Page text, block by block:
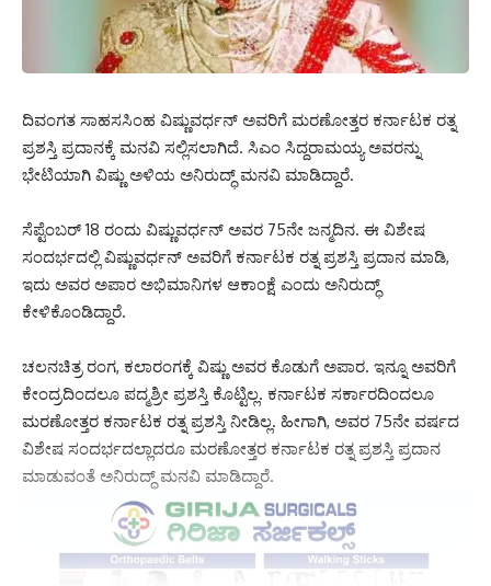
ದಿವಂಗತ ಸಾಹಸಸಿಂಹ ವಿಷ್ಣುವರ್ಧನ್‌ ಅವರಿಗೆ ಮರಣೋತ್ತರ ಕರ್ನಾಟಕ ರತ್ನ
ಪ್ರಶಸ್ತಿ ಪ್ರದಾನಕ್ಕೆ ಮನವಿ ಸಲ್ಲಿಸಲಾಗಿದೆ. ಸಿಎಂ ಸಿದ್ದರಾಮಯ್ಯ ಅವರನ್ನು
ಭೇಟಿಯಾಗಿ ವಿಷ್ಣು ಅಳಿಯ ಅನಿರುದ್ಧ್‌ ಮನವಿ ಮಾಡಿದ್ದಾರೆ.
ಸೆಪ್ಟೆಂಬರ್ 18 ರಂದು ವಿಷ್ಣುವರ್ಧನ್ ಅವರ 75ನೇ ಜನ್ಮದಿನ. ಈ ವಿಶೇಷ
ಸಂದರ್ಭದಲ್ಲಿ ವಿಷ್ಣುವರ್ಧನ್ ಅವರಿಗೆ ಕರ್ನಾಟಕ ರತ್ನ ಪ್ರಶಸ್ತಿ ಪ್ರದಾನ ಮಾಡಿ,
ಇದು ಅವರ ಅಪಾರ ಅಭಿಮಾನಿಗಳ ಆಕಾಂಕ್ಷೆ ಎಂದು ಅನಿರುದ್ಧ್‌
ಕೇಳಿಕೊಂಡಿದ್ದಾರೆ.
ಚಲನಚಿತ್ರ ರಂಗ, ಕಲಾರಂಗಕ್ಕೆ ವಿಷ್ಣು ಅವರ ಕೊಡುಗೆ ಅಪಾರ. ಇನ್ನೂ ಅವರಿಗೆ
ಕೇಂದ್ರದಿಂದಲೂ ಪದ್ಮಶ್ರೀ ಪ್ರಶಸ್ತಿ ಕೊಟ್ಟಿಲ್ಲ. ಕರ್ನಾಟಕ ಸರ್ಕಾರದಿಂದಲೂ
ಮರಣೋತ್ತರ ಕರ್ನಾಟಕ ರತ್ನ ಪ್ರಶಸ್ತಿ ನೀಡಿಲ್ಲ. ಹೀಗಾಗಿ, ಅವರ 75ನೇ ವರ್ಷದ
ವಿಶೇಷ ಸಂದರ್ಭದಲ್ಲಾದರೂ ಮರಣೋತ್ತರ ಕರ್ನಾಟಕ ರತ್ನ ಪ್ರಶಸ್ತಿ ಪ್ರದಾನ
ಮಾಡುವಂತೆ ಅನಿರುದ್ಧ್ ಮನವಿ ಮಾಡಿದ್ದಾರೆ.